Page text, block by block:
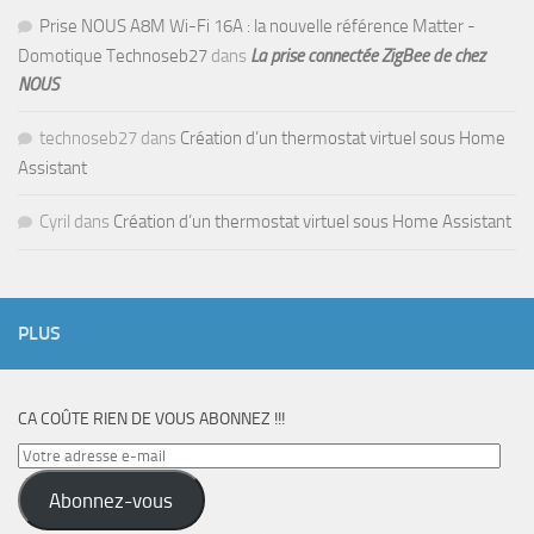
Prise NOUS A8M Wi-Fi 16A : la nouvelle référence Matter -
Domotique Technoseb27 dans La prise connectée ZigBee de chez
NOUS
technoseb27 dans Création d’un thermostat virtuel sous Home
Assistant
Cyril dans Création d’un thermostat virtuel sous Home Assistant
PLUS
CA COÛTE RIEN DE VOUS ABONNEZ !!!
Votre
adresse
e-
Abonnez-vous